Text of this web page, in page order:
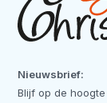
Nieuwsbrief:
Blijf op de